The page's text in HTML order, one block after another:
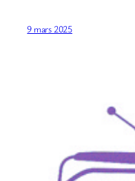
9 mars 2025